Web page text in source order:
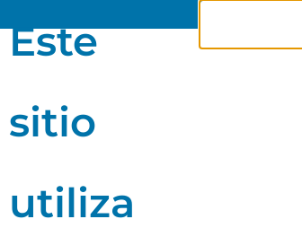
Este
sitio
utiliza